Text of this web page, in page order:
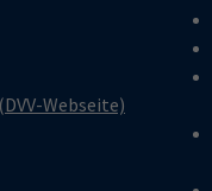
Webseite)